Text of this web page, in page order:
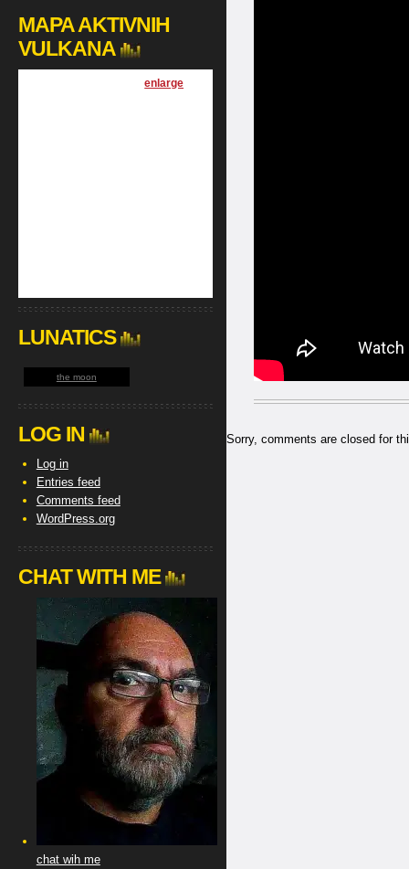
Sorry, comments are closed for
MAPA AKTIVNIH
VULKANA
[enlarge
LUNATICS
the moon
LOG IN
Log in
Entries feed
Comments feed
WordPress.org
CHAT WITH ME
chat wih me